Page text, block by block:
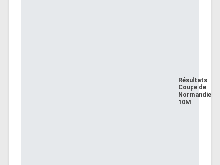
Résultats
Coupe de
Normandie
10M